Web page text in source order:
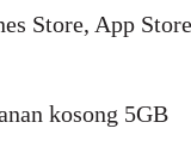
Store, App
kosong 5GB